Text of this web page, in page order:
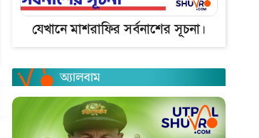
যেখানে মাশরাফির সর্বনাশের সূচনা।